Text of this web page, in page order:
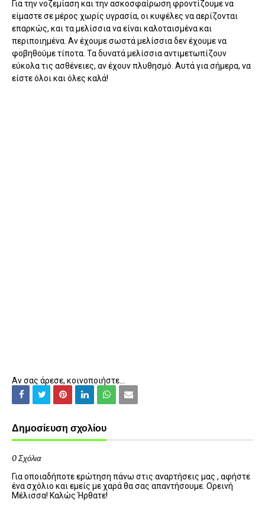
Για την νοζεμίαση και την ασκοσφαίρωση φροντίζουμε να
είμαστε σε μέρος χωρίς υγρασία, οι κυψέλες να αερίζονται
επαρκώς, και τα μελίσσια να είναι καλοταισμένα και
περιποιημένα. Αν έχουμε σωστά μελίσσια δεν έχουμε να
φοβηθούμε τίποτα. Τα δυνατά μελίσσια αντιμετωπίζουν
εύκολα τις ασθένειες, αν έχουν πλυθησμό. Αυτά για σήμερα, να
είστε όλοι και όλες καλά!
Αν σας άρεσε, κοινοποιήστε...
Δημοσίευση σχολίου
0 Σχόλια
Για οποιαδήποτε ερώτηση πάνω στις αναρτήσεις μας , αφήστε
ένα σχόλιο και εμείς με χαρά θα σας απαντήσουμε. Ορεινή
Μέλισσα! Καλώς Ήρθατε!